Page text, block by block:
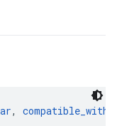
, compatible_with